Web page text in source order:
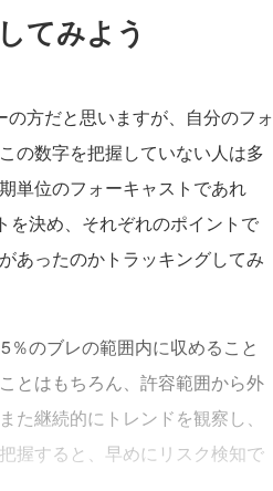
てみよう
方だと思いますが、自分のフォ
の数字を把握していない人は多
単位のフォーキャストであれ
を決め、それぞれのポイントで
あったのかトラッキングしてみ
のブレの範囲内に収めること
とはもちろん、許容範囲から外
継続的にトレンドを観察し、
握すると、早めにリスク検知で